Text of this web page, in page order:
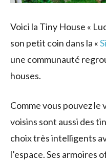
Voici la Tiny House «
son petit coin dans la «
une communauté
houses.
Comme vous pouvez le
voisins sont aussi des
choix très intelligents
l’espace. Ses armoires